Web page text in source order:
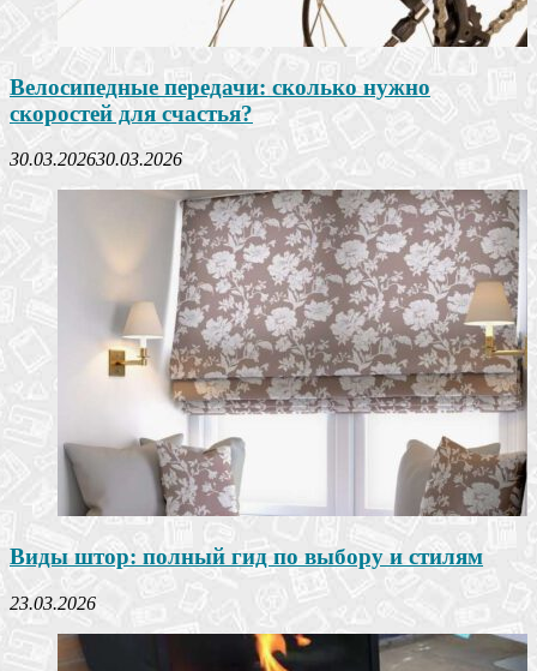
Велосипедные передачи: сколько нужно
скоростей для счастья?
30.03.202630.03.2026
Виды штор: полный гид по выбору и стилям
23.03.2026